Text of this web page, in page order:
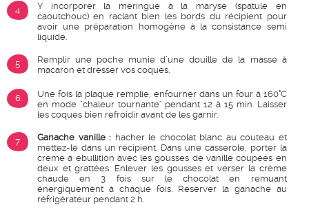
4
Y incorporer la meringue à la maryse (spatule en
caoutchouc) en raclant bien les bords du récipient pour
avoir une préparation homogène à la consistance semi
liquide.
5
Remplir une poche munie d’une douille de la masse à
macaron et dresser vos coques.
6
Une fois la plaque remplie, enfourner dans un four à 160°C
en mode "chaleur tournante" pendant 12 à 15 min. Laisser
les coques bien refroidir avant de les garnir.
7 Ganache vanille : hacher le chocolat blanc au couteau et
mettez-le dans un récipient. Dans une casserole, porter la
crème à ébullition avec les gousses de vanille coupées en
deux et grattées. Enlever les gousses et verser la crème
chaude en 3 fois sur le chocolat en remuant
énergiquement à chaque fois. Réserver la ganache au
réfrigérateur pendant 2 h.